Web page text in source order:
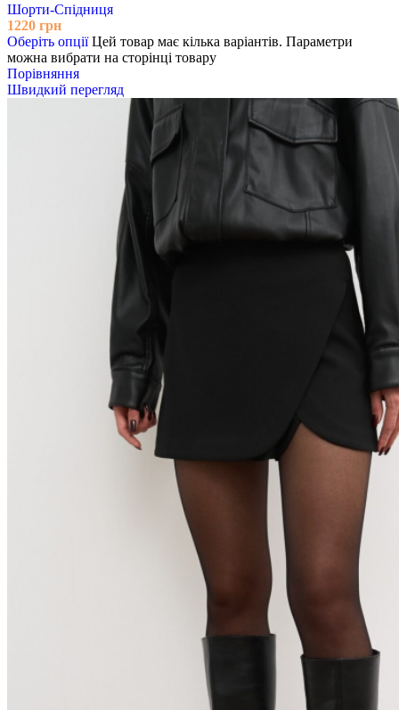
Шорти-Спідниця
1220 грн
Оберіть опції Цей товар має кілька варіантів. Параметри
можна вибрати на сторінці товару
Порівняння
Швидкий перегляд